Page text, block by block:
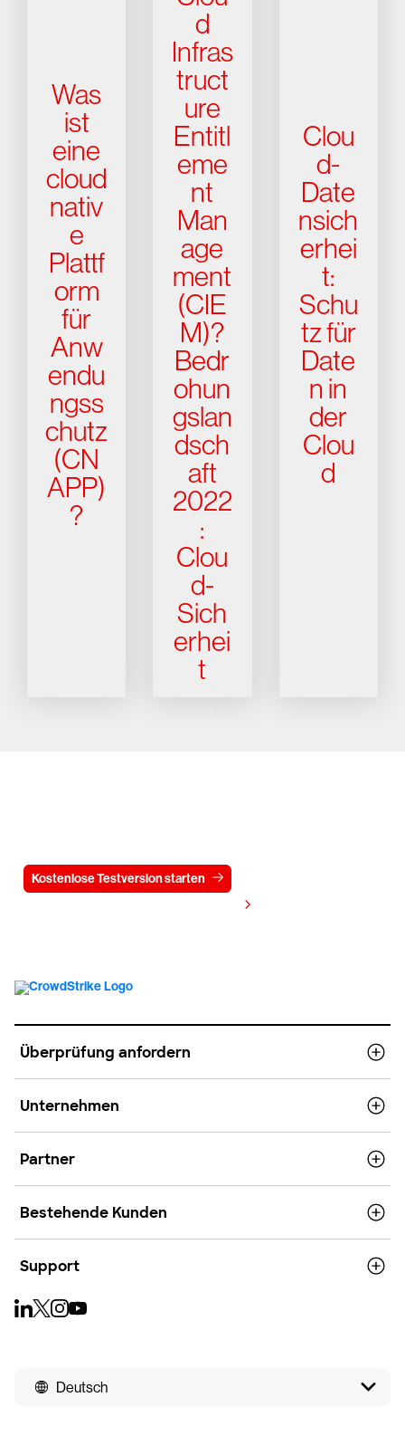
Was
ist
eine
cloud
nativ
e
Plattf
orm
für
Anw
endu
ngss
chutz
(CN
APP)
?
d
Infras
truct
ure
Entitl
eme
nt
Man
age
ment
(CIE
M)?
Bedr
ohun
gslan
dsch
aft
2022
:
Clou
d-
Sich
erhei
t
Clou
d-
Date
nsich
erhei
t:
Schu
tz für
Date
n in
der
Clou
d
Kostenlose Testversion starten
Überprüfung anfordern
Unternehmen
Partner
Bestehende Kunden
Support
Deutsch